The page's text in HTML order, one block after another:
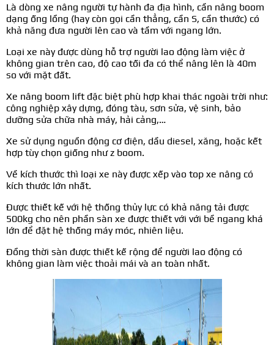
Là dòng xe nâng người tự hành đa địa hình, cần nâng boom
dạng ống lồng (hay còn gọi cần thẳng, cần S, cần thước) có
khả năng đưa người lên cao và tầm với ngang lớn.
Loại xe này được dùng hỗ trợ người lao động làm việc ở
không gian trên cao, độ cao tối đa có thể nâng lên là 40m
so với mặt đất.
Xe nâng boom lift đặc biệt phù hợp khai thác ngoài trời như:
công nghiệp xây dựng, đóng tàu, sơn sửa, vệ sinh, bảo
dưỡng sửa chữa nhà máy, hải cảng,…
Xe sử dụng nguồn động cơ điện, dầu diesel, xăng, hoặc kết
hợp tùy chọn giống như z boom.
Về kích thước thì loại xe này được xếp vào top xe nâng có
kích thước lớn nhất.
Được thiết kế với hệ thống thủy lực có khả năng tải được
500kg cho nên phần sàn xe được thiết với với bề ngang khá
lớn để đặt hệ thống máy móc, nhiên liệu.
Đồng thời sàn được thiết kế rộng để người lao động có
không gian làm việc thoải mái và an toàn nhất.